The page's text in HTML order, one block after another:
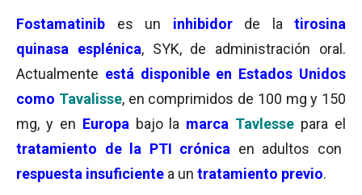
Fostamatinib es un inhibidorde la tirosina
quinasa esplénica, SYK, de administración oral.
Actualmente está disponible en Estados Unidos
como Tavalisse, en comprimidos de 100 mg y 150
mg, y en Europa bajo la marca Tavlesse para el
tratamiento de la PTI crónica en adultos con
respuesta insuficiente a un tratamiento previo.